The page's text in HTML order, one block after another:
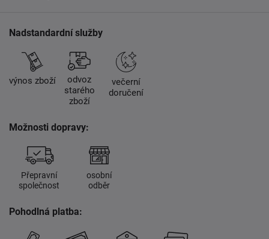
Nadstandardní služby
výnos zboží
odvoz
starého
zboží
večerní
doručení
Možnosti dopravy:
Přepravní
společnost
osobní
odběr
Pohodlná platba: